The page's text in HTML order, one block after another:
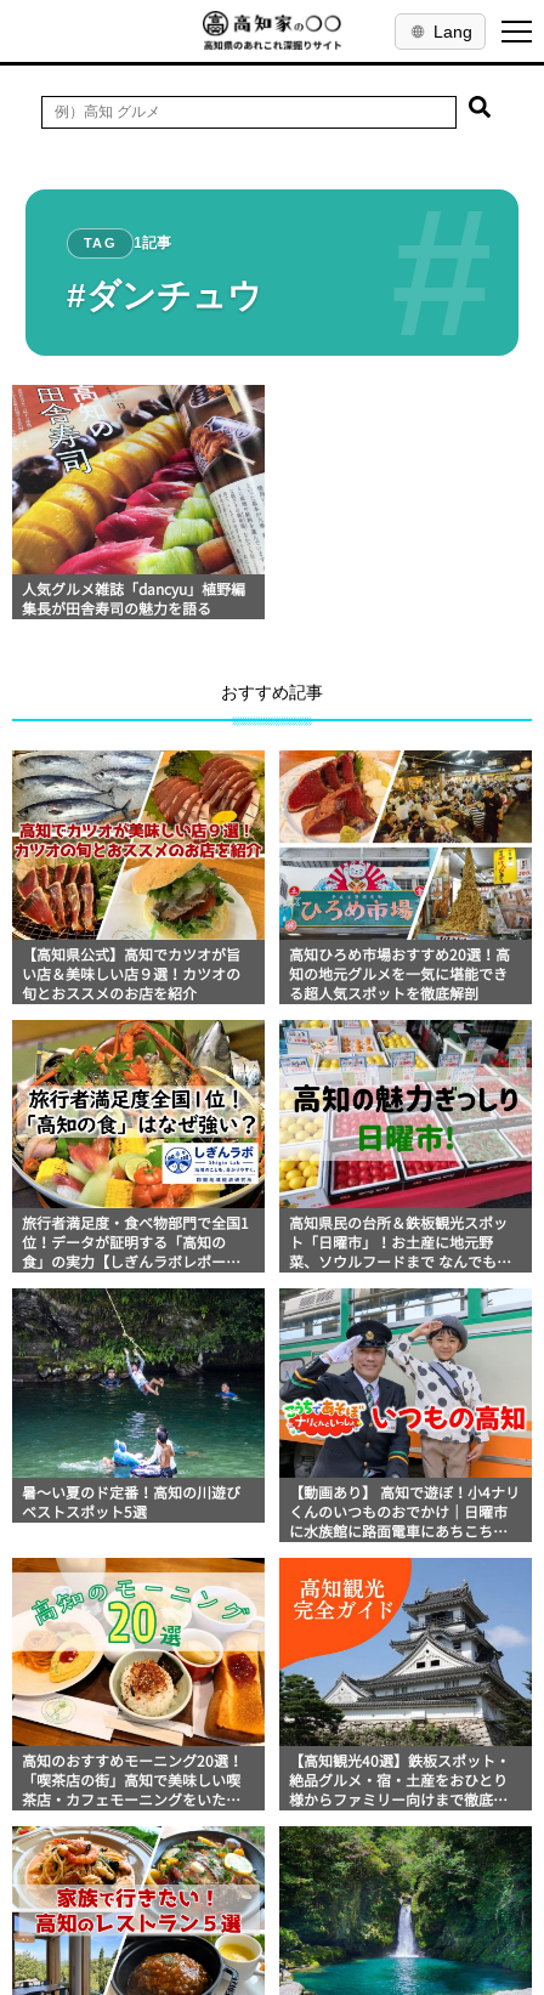
Lang
#
TAG 1記事
#ダンチュウ
人気グルメ雑誌「dancyu」植野編
集長が田舎寿司の魅力を語る
おすすめ記事
【高知県公式】高知でカツオが旨
い店＆美味しい店９選！カツオの
旬とおススメのお店を紹介
高知ひろめ市場おすすめ20選！高
知の地元グルメを一気に堪能でき
る超人気スポットを徹底解剖
旅行者満足度・食べ物部門で全国1
位！データが証明する「高知の
食」の実力【しぎんラボレポー
高知県民の台所＆鉄板観光スポッ
ト「日曜市」！お土産に地元野
菜、ソウルフードまで なんでもそ
説！
暑～い夏のド定番！高知の川遊び
ベストスポット5選
【動画あり】 高知で遊ぼ！小4ナリ
くんのいつものおでかけ｜日曜市
に水族館に路面電車にあちこち巡
高知のおすすめモーニング20選！
「喫茶店の街」高知で美味しい喫
茶店・カフェモーニングをいただ
【高知観光40選】鉄板スポット・
絶品グルメ・宿・土産をおひとり
様からファミリー向けまで徹底解